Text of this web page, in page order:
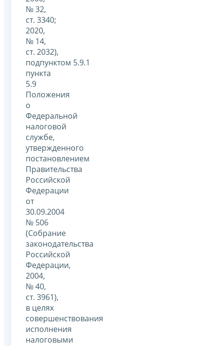
№ 32,
ст. 3340;
2020,
№ 14,
ст. 2032),
подпунктом 5.9.1
пункта
5.9
Положения
о
Федеральной
налоговой
службе,
утвержденного
постановлением
Правительства
Российской
Федерации
от
30.09.2004
№ 506
(Собрание
законодательства
Российской
Федерации,
2004,
№ 40,
ст. 3961),
в целях
совершенствования
исполнения
налоговыми